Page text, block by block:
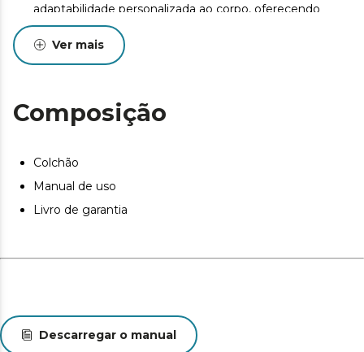
adaptabilidade personalizada ao corpo, oferecendo
maior conforto durante o sono. Sua densidade é de 40
kg/m3
UltraD-Tech Foam 45: possui uma espuma muito macia
maior durabilidade
Colchão reversível, que permite utilizar ambos os lados
Sootex+: tecido macio com textura confortável
A composição multicamadas do colchão foi pensada
para oferecer uma experiência de descanso superior,
boa postura.
Medidas (largura x comprimento): 150x190cm. Também
disponível em outros tamanhos.
Ver mais
Composição
Colchão
Manual de uso
Livro de garantia
Descarregar o manual